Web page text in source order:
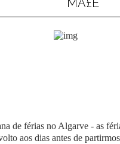
MÃ£E
de férias no Algarve - as
aos dias antes de